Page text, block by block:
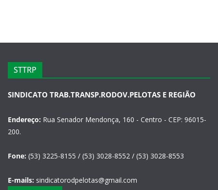
STTRP
SINDICATO TRAB.TRANSP.RODOV.PELOTAS E REGIÃO
Endereço: Rua Senador Mendonça, 160 - Centro - CEP: 96015-
200.
Fone: (53) 3225-8155 / (53) 3028-8552 / (53) 3028-8553
E-mails: sindicatorodpelotas@gmail.com